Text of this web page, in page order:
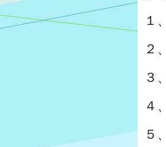
１、
２、
３、
４、
５、